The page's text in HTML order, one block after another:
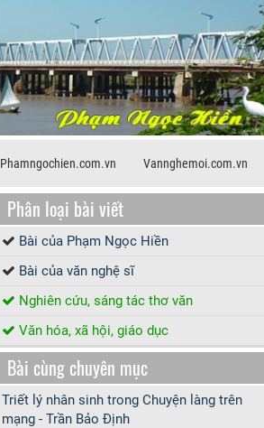
Phamngochien.com.vn Vannghemoi.com.vn
Phân loại bài viết
Bài của Phạm Ngọc Hiền
Bài của văn nghệ sĩ
Nghiên cứu, sáng tác thơ văn
Văn hóa, xã hội, giáo dục
Bài cùng chuyên mục
Triết lý nhân sinh trong Chuyện làng trên
mạng - Trần Bảo Định